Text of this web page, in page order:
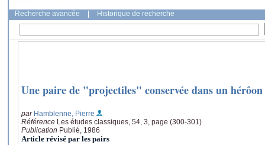
Recherche avancée Historique de recherche
Une paire de "projectiles" conservée dans un
par Hamblenne, Pierre
Référence Les études classiques, 54, 3, page (300-301)
Publication Publié, 1986
Article révisé par les pairs